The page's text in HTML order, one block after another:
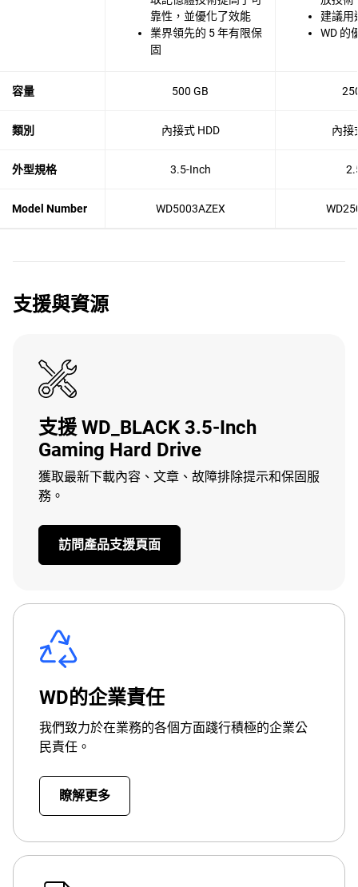
靠性，並優化了效能
業界領先的 5 年有限保
固
建議用
WD 的
容量 500 GB
類別 內接式 HDD 內接
外型規格 3.5-Inch
Model Number WD5003AZEX
支援與資源
支援 WD_BLACK 3.5-Inch
Gaming Hard Drive
獲取最新下載內容、文章、故障排除提示和保固服
務。
訪問產品支援頁面
WD的企業責任
我們致力於在業務的各個方面踐行積極的企業公
民責任。
瞭解更多